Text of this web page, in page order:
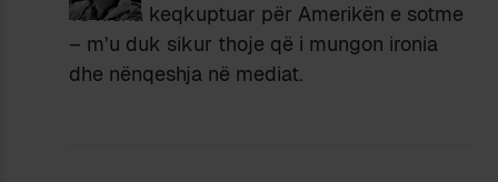
Të kisha keqkuptuar për Amerikën e sotme
– m’u duk sikur thoje që i mungon ironia
dhe nënqeshja në mediat.